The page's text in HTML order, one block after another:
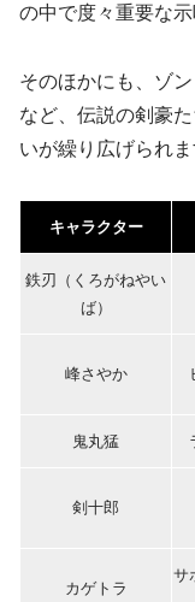
の中で度々重要な示
そのほかにも、ゾ
など、伝説の剣豪
いが繰り広げられま
キャラクター
鉄刃（くろがねやい
ば）
峰さやか
鬼丸猛
剣十郎
カゲトラ
サ